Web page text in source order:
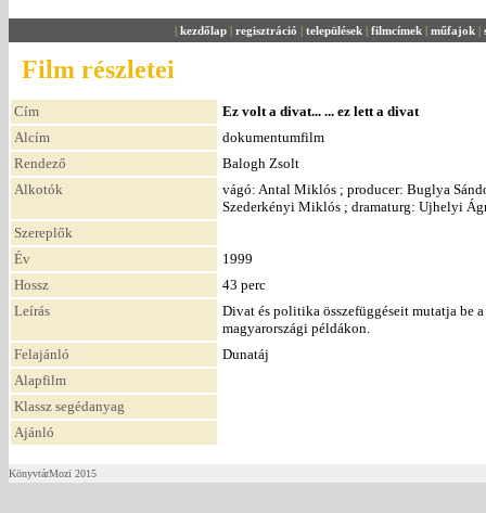
| kezdőlap | regisztráció | települések | filmcímek | műfajok |
Film részletei
Cím
Ez volt a divat... ... ez lett a divat
Alcím
dokumentumfilm
Rendező
Balogh Zsolt
Alkotók
vágó: Antal Miklós ; producer: Buglya
Szederkényi Miklós ; dramaturg: Ujhelyi
Szereplők
Év
1999
Hossz
43 perc
Leírás
Divat és politika összefüggéseit mutatja be
magyarországi példákon.
Felajánló
Dunatáj
Alapfilm
Klassz segédanyag
Ajánló
KönyvtárMozi 2015